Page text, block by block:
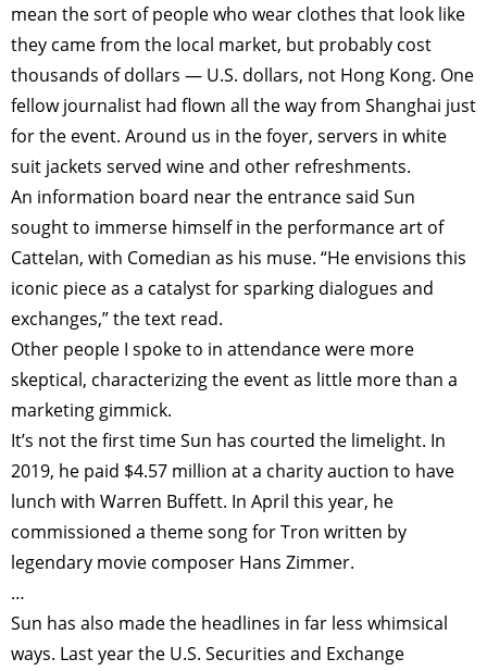
mean the sort of people who wear clothes that look like
they came from the local market, but probably cost
thousands of dollars — U.S. dollars, not Hong Kong. One
fellow journalist had flown all the way from Shanghai just
for the event. Around us in the foyer, servers in white
suit jackets served wine and other refreshments.
An information board near the entrance said Sun
sought to immerse himself in the performance art of
Cattelan, with Comedian as his muse. “He envisions this
iconic piece as a catalyst for sparking dialogues and
exchanges,” the text read.
Other people I spoke to in attendance were more
skeptical, characterizing the event as little more than a
marketing gimmick.
It’s not the first time Sun has courted the limelight. In
2019, he paid $4.57 million at a charity auction to have
lunch with Warren Buffett. In April this year, he
commissioned a theme song for Tron written by
legendary movie composer Hans Zimmer.
…
Sun has also made the headlines in far less whimsical
ways. Last year the U.S. Securities and Exchange